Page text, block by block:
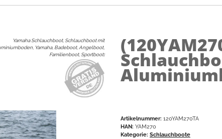
Yamaha Schlauchboot, Schlauchboot mit
Yamaha, Badeboot, Angelboot,
Familienboot, Sportboot:
Artikelnummer: 120YAM270TA
HAN: YAM270
Kategorie: Schlauchboote